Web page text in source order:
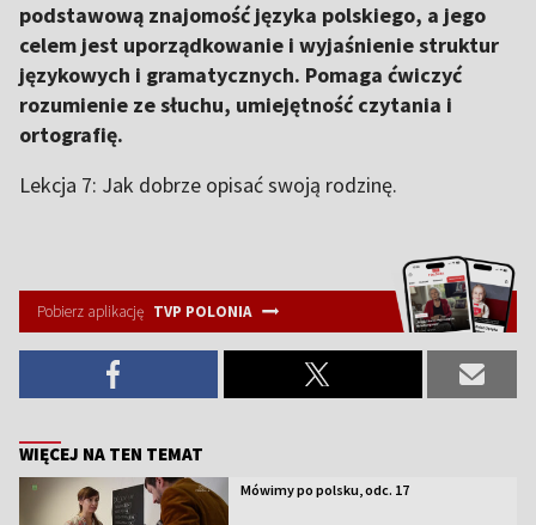
podstawową znajomość języka polskiego, a jego
celem jest uporządkowanie i wyjaśnienie struktur
językowych i gramatycznych. Pomaga ćwiczyć
rozumienie ze słuchu, umiejętność czytania i
ortografię.
Lekcja 7: Jak dobrze opisać swoją rodzinę.
Pobierz aplikację TVP POLONIA
WIĘCEJ NA TEN TEMAT
Mówimy po polsku, odc. 17